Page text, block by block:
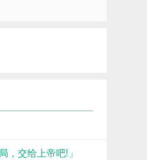
，交给上帝吧!」